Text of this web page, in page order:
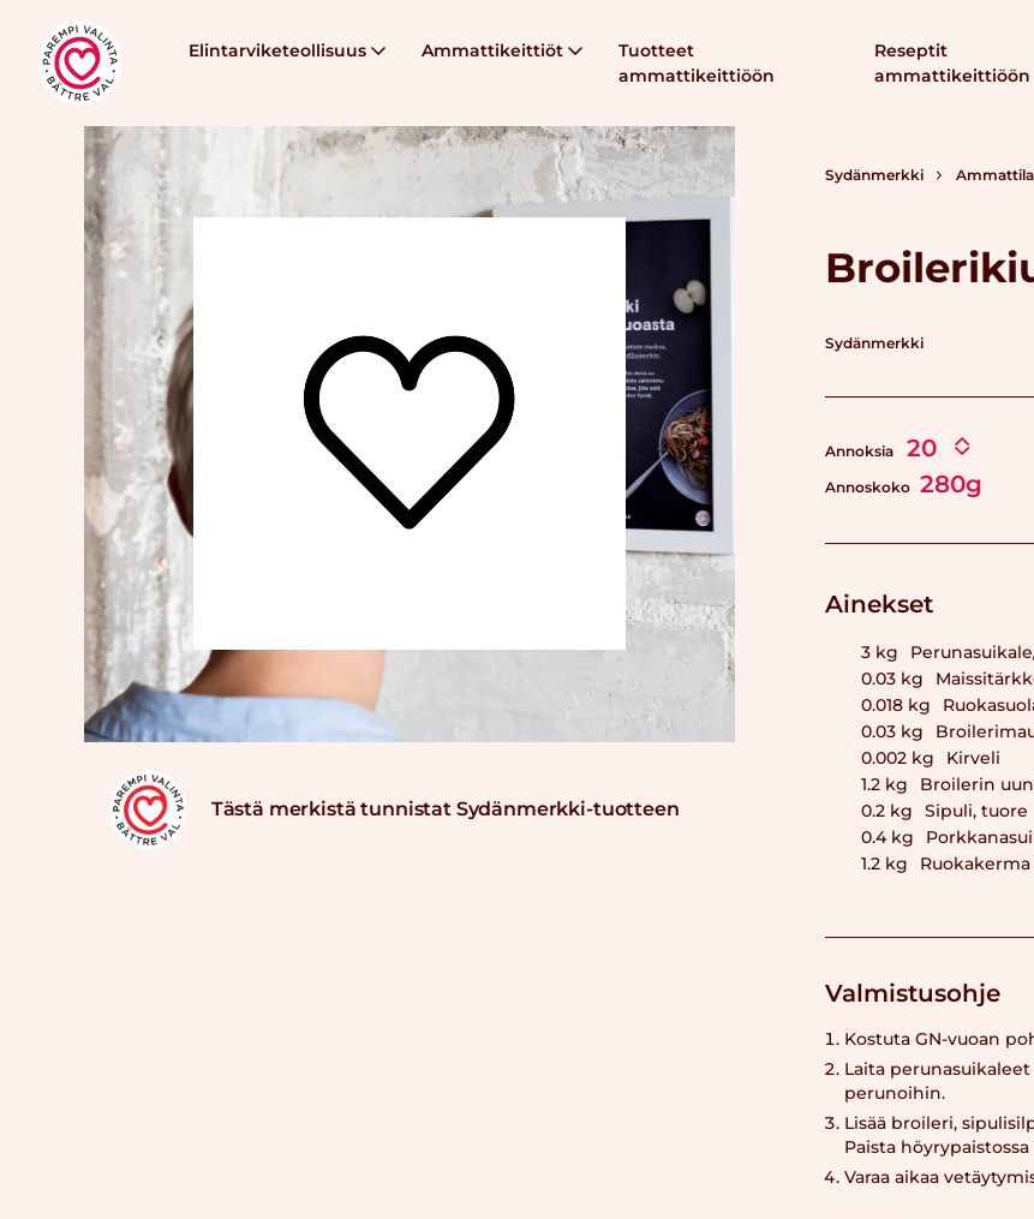
Elintarviketeollisuus Ammattikeittiöt
Tuotteet
ammattikeittiöön
Reseptit
ammattikeittiöön
Sydänmerkki
Sydänmerkki
Annoksia
Annoskoko 280g
Ainekset
3 kg
0.03 kg
0.018 kg
0.03 kg
0.002 kg
Kirveli
1.2 kg
Broilerin
0.2 kg
Sipuli, tuore
0.4kg
1.2 kg Ruokakerma
Valmistusohje
Kostuta GN-vuoan
Laita
perunoihin.
Lisää broileri,
Paista
Varaa aikaa
Tästä merkistä tunnistat Sydänmerkki-tuotteen